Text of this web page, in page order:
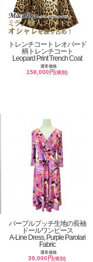
トレンチコート レオパード
柄トレンチコート
Leopard Print Trench Coat
通常価格
158,000円(税別)
パープルプッチ生地の長袖
ドールワンピース
A-Line Dress, Purple Parolari
Fabric
通常価格
39,000円(税別)